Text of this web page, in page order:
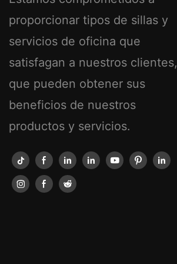
proporcionar tipos de sillas y
servicios de oficina que
satisfagan a nuestros clientes,
que pueden obtener sus
beneficios de nuestros
productos y servicios.